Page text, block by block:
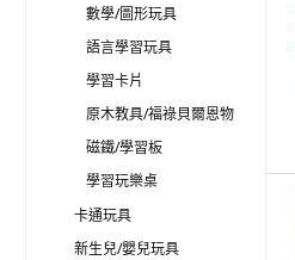
數學/圖形玩具
語言學習玩具
學習卡片
原木教具/福祿貝爾恩物
磁鐵/學習板
學習玩樂桌
卡通玩具
新生兒/嬰兒玩具